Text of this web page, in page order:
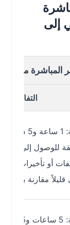
من
التفاصيل
إلى الرياض
تأخيرات إضافية
مقارنة بالرحلات